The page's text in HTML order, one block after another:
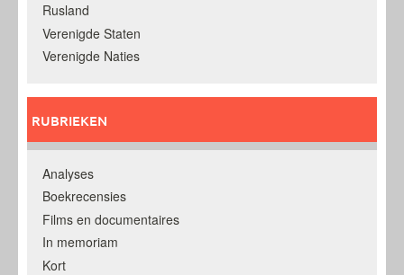
Rusland
Verenigde Staten
Verenigde Naties
RUBRIEKEN
Analyses
Boekrecensies
Films en documentaires
In memoriam
Kort